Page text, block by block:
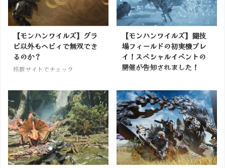
【モンハンワイルズ】グラ
ビ以外もヘビィで無双でき
るのか？
掲載サイトでチェック
【モンハンワイルズ】闘技
場フィールドの初実機プレ
イ！スペシャルイベントの
開催が告知されました！